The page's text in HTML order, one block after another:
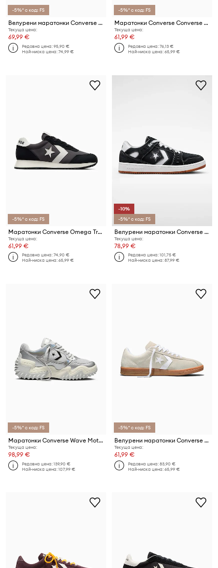
-5%* с код: FS
Велурени маратонки Converse Run Star Trainer
Текуща цена:
69,99 €
Редовна цена:95,90 €
Най-ниска цена:74,99 €
-5%* с код: FS
Маратонки Converse Converse Omega Trainer
Текуща цена:
61,99 €
Редовна цена:76,13 €
Най-ниска цена:65,99 €
-5%* с код: FS
Маратонки Converse Omega Trainer
Текуща цена:
61,99 €
Редовна цена:74,90 €
Най-ниска цена:65,99 €
-10%
-5%* с код: FS
Велурени маратонки Converse AS-1 PRO
Текуща цена:
78,99 €
Редовна цена:101,75 €
Най-ниска цена:87,99 €
-5%* с код: FS
Маратонки Converse Wave Motion Trainer
Текуща цена:
98,99 €
Редовна цена:139,90 €
Най-ниска цена:107,99 €
-5%* с код: FS
Велурени маратонки Converse All Star Classic Trainer
Текуща цена:
61,99 €
Редовна цена:83,90 €
Най-ниска цена:65,99 €